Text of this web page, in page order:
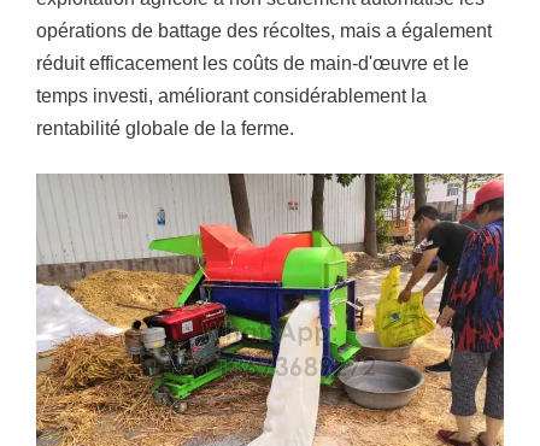
opérations de battage des récoltes, mais a également
réduit efficacement les coûts de main-d'œuvre et le
temps investi, améliorant considérablement la
rentabilité globale de la ferme.